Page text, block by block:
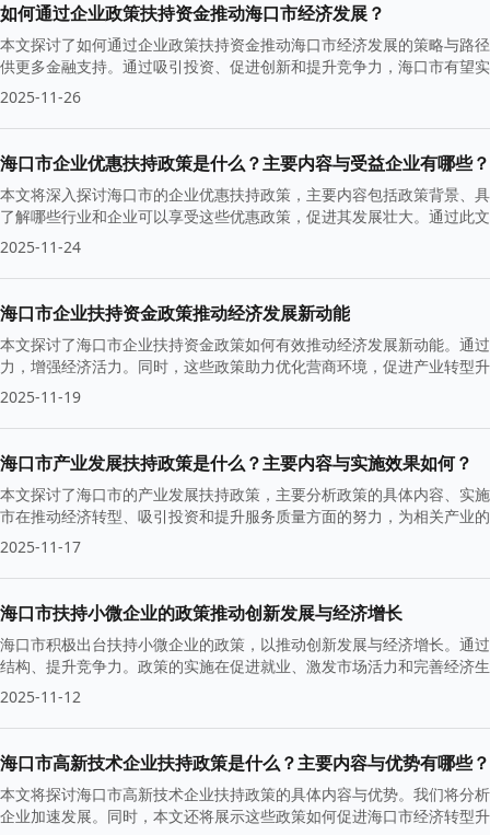
如何通过企业政策扶持资金推动海口市经济发展？
本文探讨了如何通过企业政策扶持资金推动海口市经济发展的策略与路
供更多金融支持。通过吸引投资、促进创新和提升竞争力，海口市有望
2025-11-26
海口市企业优惠扶持政策是什么？主要内容与受益企业有哪些？
本文将深入探讨海口市的企业优惠扶持政策，主要内容包括政策背景、
了解哪些行业和企业可以享受这些优惠政策，促进其发展壮大。通过此
2025-11-24
海口市企业扶持资金政策推动经济发展新动能
本文探讨了海口市企业扶持资金政策如何有效推动经济发展新动能。通
力，增强经济活力。同时，这些政策助力优化营商环境，促进产业转型
2025-11-19
海口市产业发展扶持政策是什么？主要内容与实施效果如何？
本文探讨了海口市的产业发展扶持政策，主要分析政策的具体内容、实
市在推动经济转型、吸引投资和提升服务质量方面的努力，为相关产业
2025-11-17
海口市扶持小微企业的政策推动创新发展与经济增长
海口市积极出台扶持小微企业的政策，以推动创新发展与经济增长。通
结构、提升竞争力。政策的实施在促进就业、激发市场活力和完善经济
2025-11-12
海口市高新技术企业扶持政策是什么？主要内容与优势有哪些？
本文将探讨海口市高新技术企业扶持政策的具体内容与优势。我们将分
企业加速发展。同时，本文还将展示这些政策如何促进海口市经济转型